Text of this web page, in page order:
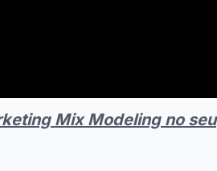
Mix Modeling no seu